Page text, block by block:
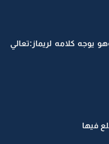
يوجه كلامه لريماز:تعالي
فيها